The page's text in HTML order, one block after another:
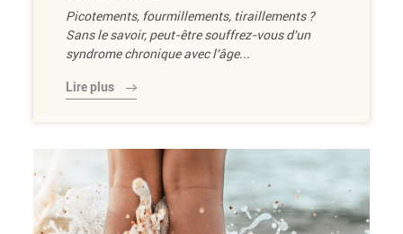
Picotements, fourmillements, tiraillements ?
Sans le savoir, peut-être souffrez-vous d'un
syndrome chronique avec l'âge...
Lire plus